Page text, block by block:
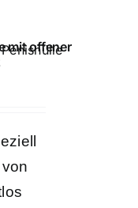
mit offener